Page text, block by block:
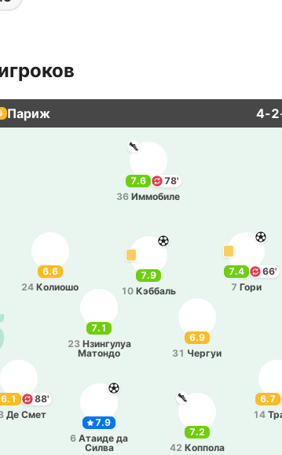
Париж 4-
7.9
6 Атаиде да
Силва
6.7
14
6.1
88'
Де Смет
7.2
42 Ко­ппо­ла
6.9
31 Чергуи
7.4
66'
7 Гори
7.9
10 Кэ­ббаль
6.6
24 Ко­лио­шо
7.1
23 Нзи­нгу­луа
Ма­то­ндо
7.6
78'
36 Иммо­би­ле